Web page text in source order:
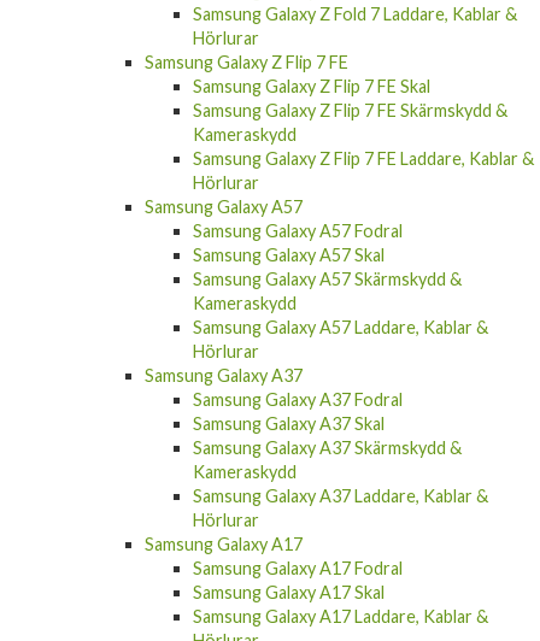
Samsung Galaxy Z Fold 7 Laddare, Kablar &
Hörlurar
Samsung Galaxy Z Flip 7 FE
Samsung Galaxy Z Flip 7 FE Skal
Samsung Galaxy Z Flip 7 FE Skärmskydd &
Kameraskydd
Samsung Galaxy Z Flip 7 FE Laddare, Kablar &
Hörlurar
Samsung Galaxy A57
Samsung Galaxy A57 Fodral
Samsung Galaxy A57 Skal
Samsung Galaxy A57 Skärmskydd &
Kameraskydd
Samsung Galaxy A57 Laddare, Kablar &
Hörlurar
Samsung Galaxy A37
Samsung Galaxy A37 Fodral
Samsung Galaxy A37 Skal
Samsung Galaxy A37 Skärmskydd &
Kameraskydd
Samsung Galaxy A37 Laddare, Kablar &
Hörlurar
Samsung Galaxy A17
Samsung Galaxy A17 Fodral
Samsung Galaxy A17 Skal
Samsung Galaxy A17 Laddare, Kablar &